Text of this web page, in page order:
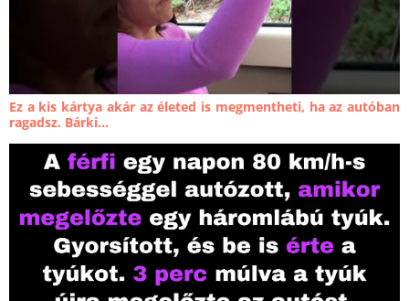
Ez a kis kártya akár az életed is megmentheti, ha az autóban
ragadsz. Bárki...